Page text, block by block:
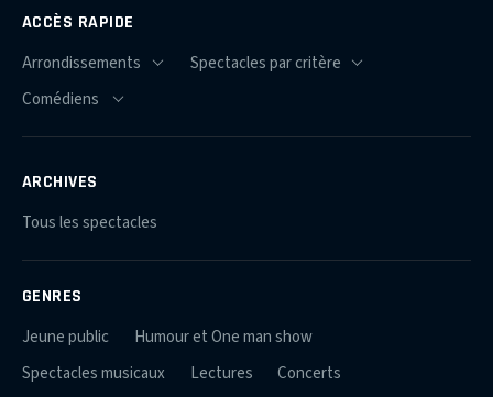
ACCÈS RAPIDE
ARCHIVES
Tous les spectacles
GENRES
Jeune public
Humour et One man show
Spectacles musicaux
Lectures
Concerts